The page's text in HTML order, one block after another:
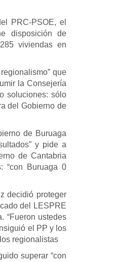
PRC-PSOE, el
disposición de
viviendas en
que
la Consejería
soluciones: sólo
del Gobierno de
de Buruaga
y pide a
de Cantabria
“con Buruaga 0
decidió proteger
del LESPRE
“Fueron ustedes
el PP y los
regionalistas
superar “con